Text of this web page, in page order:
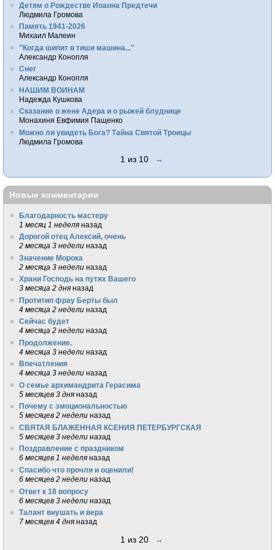
Детям о Рождестве Иоанна Предтечи
Людмила Громова
Память 1941-2026
Михаил Малеин
"Когда шипит в тиши машина..."
Александр Конопля
Снег
Александр Конопля
НАШИМ ВОИНАМ
Надежда Кушкова
Сказание о жене Адера и о рыжей блуднице
Монахиня Евфимия Пащенко
Можно ли увидеть Бога? Тайна Святой Троицы
Людмила Громова
1 из 10 →
Новые комментарии
Благодарность мастеру
1 месяц 1 неделя назад
Дорогой отец Алексий, очень
2 месяца 3 недели назад
Значение Морока
2 месяца 3 недели назад
Храни Господь на путях Вашего
3 месяца 2 дня назад
Протитип фрау Берты был
4 месяца 2 недели назад
Сейчас будет
4 месяца 2 недели назад
Продолжение.
4 месяца 3 недели назад
Впечатления
4 месяца 3 недели назад
О семье архимандрита Герасима
5 месяцев 3 дня назад
Почему с эмоциональностью
5 месяцев 2 недели назад
СВЯТАЯ БЛАЖЕННАЯ КСЕНИЯ ПЕТЕРБУРГСКАЯ
5 месяцев 3 недели назад
Поздравление с праздником
6 месяцев 1 неделя назад
Спасибо что прочли и оценили!
6 месяцев 2 недели назад
Ответ к 18 вопросу
6 месяцев 3 недели назад
Талант внушать и вера
7 месяцев 4 дня назад
1 из 20 →